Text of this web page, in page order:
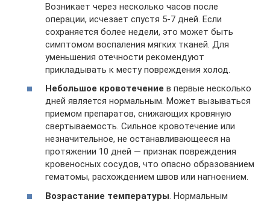
Возникает через несколько часов после
операции, исчезает спустя 5-7 дней. Если
сохраняется более недели, это может быть
симптомом воспаления мягких тканей. Для
уменьшения отечности рекомендуют
прикладывать к месту повреждения холод.
Небольшое кровотечение в первые несколько
дней является нормальным. Может вызываться
приемом препаратов, снижающих кровяную
свертываемость. Сильное кровотечение или
незначительное, не останавливающееся на
протяжении 10 дней — признак повреждения
кровеносных сосудов, что опасно образованием
гематомы, расхождением швов или нагноением.
Возрастание температуры . Нормальным